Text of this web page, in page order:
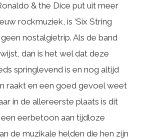
& the Dice put uit meer
rockmuziek, is ‘Six String
geen nostalgietrip. Als de band
dan is het wel dat deze
springlevend is en nog altijd
raakt en een goed gevoel weet
in de allereerste plaats is dit
eerbetoon aan tijdloze
de muzikale helden die hen zijn